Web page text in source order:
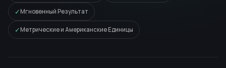
✓ Мгновенный Результат
✓ Метрические и Американские Единицы